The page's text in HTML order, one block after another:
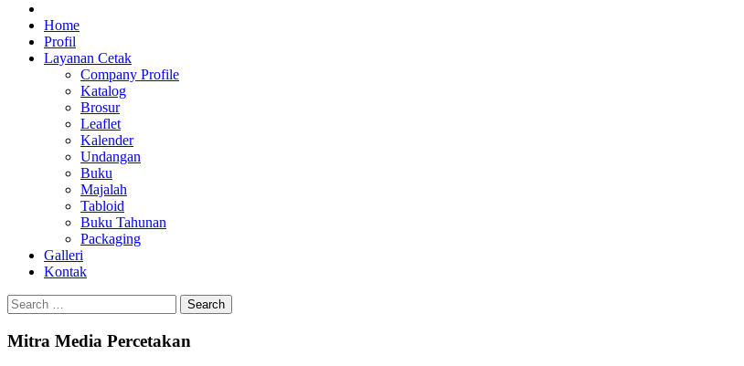
Mitra Media Percetakan Bekasi 0813-1670-6191
0813-1670-6191 (Call/WA) Perusahaan Tempat Alamat Jasa Pusat Percetakan Bekasi Barat Timur Utara Selatan Murah 24 Jam
Home
Profil
Layanan Cetak
Company Profile
Katalog
Brosur
Leaflet
Kalender
Undangan
Buku
Majalah
Tabloid
Buku Tahunan
Packaging
Galleri
Kontak
Search
for:
Mitra Media Percetakan